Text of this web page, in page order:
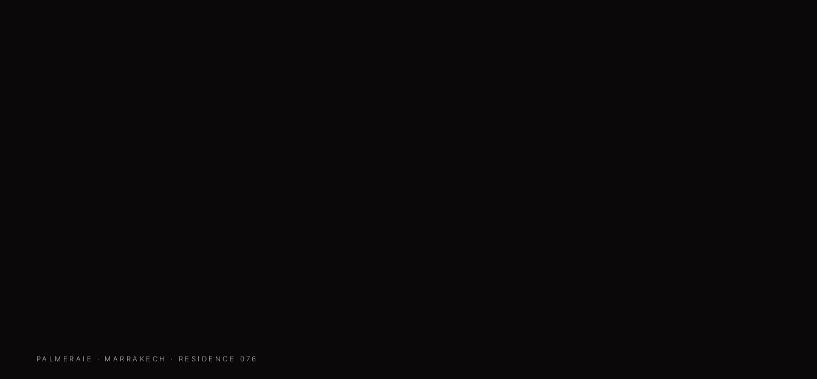
PALMERAIE · MARRAKECH · RESIDENCE 076